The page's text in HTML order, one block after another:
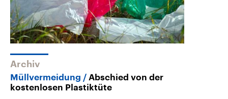
Archiv
Müllvermeidung
Abschied von der
kostenlosen Plastiktüte